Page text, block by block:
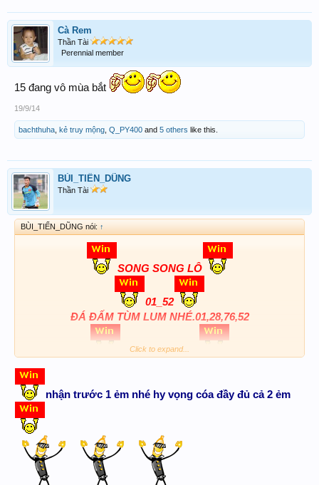
Cà Rem
Thần Tài
Perennial member
15 đang vô mùa bắt
19/9/14
bachthuha kẻ truy mộng Q_PY400 and 5 others like this.
BÙI_TIẾN_DŨNG
Thần Tài
BÙI_TIẾN_DŨNG nói: ↑
SONG SONG LÔ
01_52
ĐÁ ĐẤM TÙM LUM NHÉ.01,28,76,52
3C+XC 401_352
Click to expand...
nhận trước 1 ẻm nhé hy vọng cóa đầy đủ cả 2 ẻm